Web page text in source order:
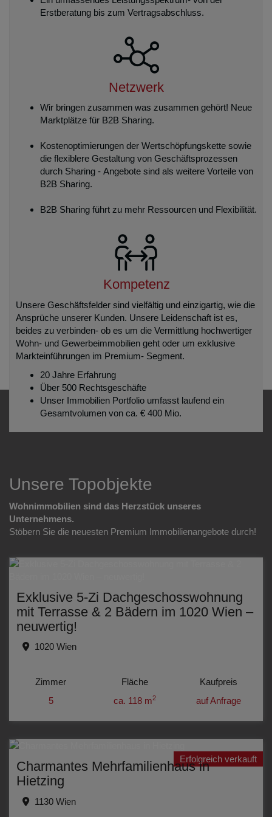
Erstberatung bis zum Vertragsabschluss.
Netzwerk
Wir bringen zusammen was zusammen gehört! Neue
Marktplätze für B2B Sharing.
Kostenoptimierungen der Wertschöpfungskette sowie
die flexiblere Gestaltung von Geschäftsprozessen
durch Sharing - Angebote sind als weitere Vorteile von
B2B Sharing.
B2B Sharing führt zu mehr Ressourcen und Flexibilität.
Kompetenz
Unsere Geschäftsfelder sind vielfältig und einzigartig, wie die
Ansprüche unserer Kunden. Unsere Leidenschaft ist es,
beides zu verbinden- ob es um die Vermittlung hochwertiger
Wohn- und Gewerbeimmobilien geht oder um exklusive
Markteinführungen im Premium- Segment.
20 Jahre Erfahrung
Über 500 Rechtsgeschäfte
Unser Immobilien Portfolio umfasst laufend ein
Gesamtvolumen von ca. € 400 Mio.
Unsere Topobjekte
Wohnimmobilien sind das Herzstück unseres
Unternehmens.
Stöbern Sie die neuesten Premium Immobilienangebote durch!
Exklusive 5-Zi Dachgeschosswohnung
mit Terrasse & 2 Bädern im 1020 Wien –
neuwertig!
1020 Wien
Zimmer
5
Fläche
ca. 118 m2
Kaufpreis
auf Anfrage
Erfolgreich verkauft
Charmantes Mehrfamilienhaus in
Hietzing
1130 Wien